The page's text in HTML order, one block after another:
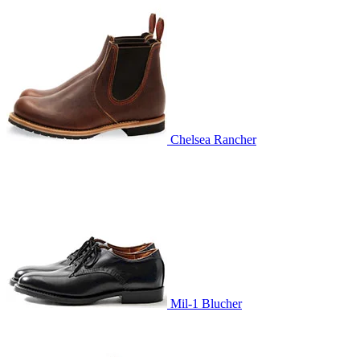
Chelsea Rancher
Mil-1 Blucher